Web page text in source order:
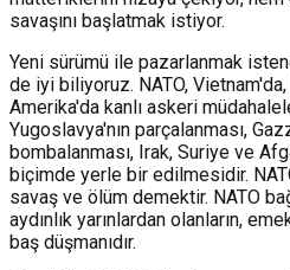
savaşını başlatmak istiyor.
Yeni sürümü ile pazarlanmak
de iyi biliyoruz. NATO,
Amerika'da kanlı askeri
Yugoslavya'nın parçalanması,
bombalanması, Irak, Suriye ve
biçimde yerle bir edilmesidir.
savaş ve ölüm demektir. NATO
aydınlık yarınlardan olanların,
baş düşmanıdır.